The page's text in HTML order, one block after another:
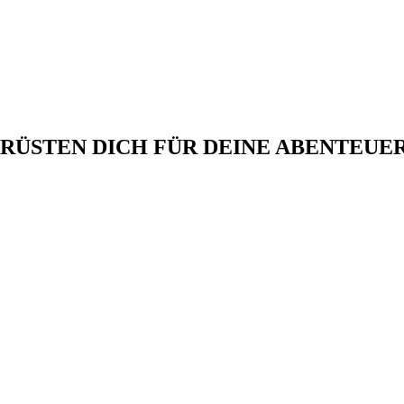
DICH FÜR DEINE